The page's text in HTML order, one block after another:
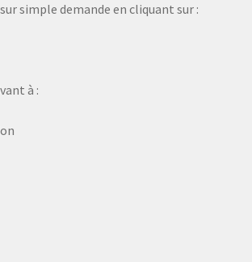
simple demande en cliquant sur :
à :